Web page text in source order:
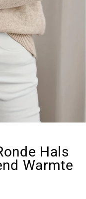
Hals
Warmte